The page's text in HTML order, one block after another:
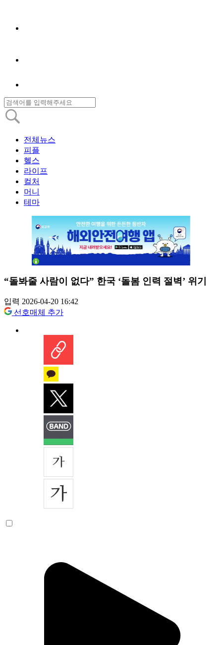
전체뉴스
피플
헬스
라이프
컬처
머니
테마
“돌봐줄 사람이 없다” 한국 ‘돌봄 인력 절벽’ 위기
입력 2026-04-20 16:42
선호매체 추가